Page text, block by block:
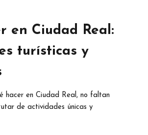
en Ciudad Real:
turísticas y
hacer en Ciudad Real, no faltan
de actividades únicas y